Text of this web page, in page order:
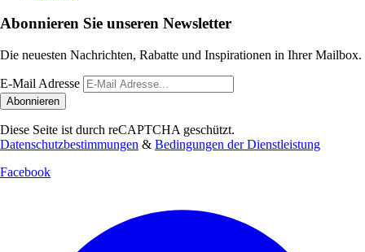
Abonnieren Sie unseren Newsletter
Die neuesten Nachrichten, Rabatte und Inspirationen in Ihrer Mailbox.
E-Mail Adresse
Abonnieren
Diese Seite ist durch reCAPTCHA geschützt.
Datenschutzbestimmungen & Bedingungen der Dienstleistung
Facebook